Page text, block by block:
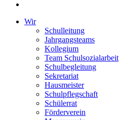
Wir
Schulleitung
Jahrgangsteams
Kollegium
Team Schulsozialarbeit
Schulbegleitung
Sekretariat
Hausmeister
Schulpflegschaft
Schülerrat
Förderverein